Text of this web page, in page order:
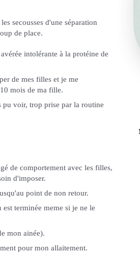
secousses d'une séparation
de place.
intolérante à la protéine de
de mes filles et je me
mois de ma fille.
voir, trop prise par la routine
de comportement avec les filles,
d'imposer.
point de non retour.
terminée meme si je ne le
mon ainée).
pour mon allaitement.